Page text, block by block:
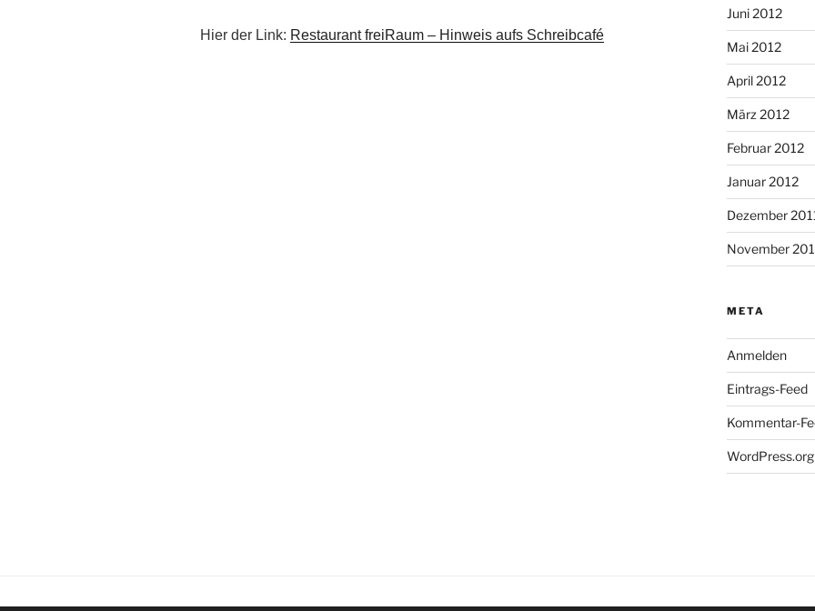
Hier der Link: Restaurant freiRaum – Hinweis aufs Schreibcafé
Juni 2012
Mai 2012
April 2012
März 2012
Februar 2012
Januar 2012
Dezember
November
META
Anmelden
Eintrags-Feed
Kommentar-
WordPress.org